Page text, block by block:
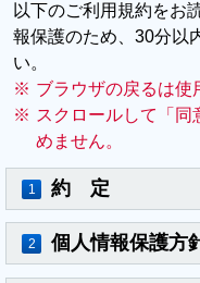
以下のご利用規約をお
報保護のため、30分以
い。
※ ブラウザの戻るは使
※ スクロールして「同
めません。